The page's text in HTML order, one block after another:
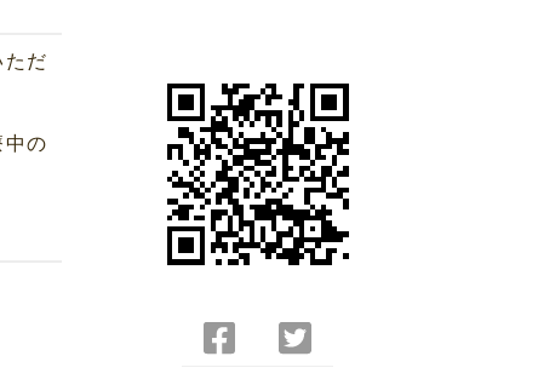
だ
の
Facebook